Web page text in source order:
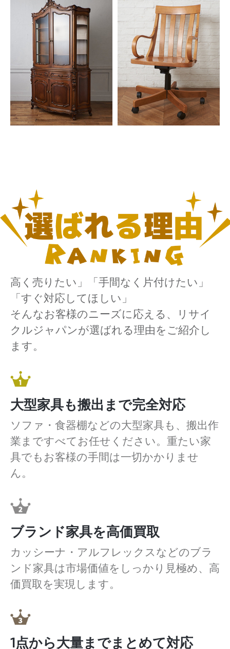
高く売りたい」「手間なく片付けたい」
「すぐ対応してほしい」
そんなお客様のニーズに応える、リサイ
クルジャパンが選ばれる理由をご紹介し
ます。
大型家具も搬出まで完全対応
ソファ・食器棚などの大型家具も、搬出作
業まですべてお任せください。重たい家
具でもお客様の手間は一切かかりませ
ん。
ブランド家具を高価買取
カッシーナ・アルフレックスなどのブラ
ンド家具は市場価値をしっかり見極め、高
価買取を実現します。
1点から大量までまとめて対応